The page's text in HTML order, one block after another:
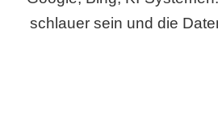
schlauer sein und die